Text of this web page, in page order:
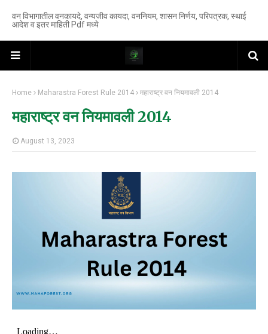
वन विभागातील वनकायदे, वन्यजीव कायदा, वननियम, शासन निर्णय, परिपत्रक, स्थाई
आदेश व इतर माहिती Pdf मध्ये
Home Maharastra Forest Rule 2014 महाराष्ट्र वन नियमावली 2014
महाराष्ट्र वन नियमावली 2014
August 13, 2023